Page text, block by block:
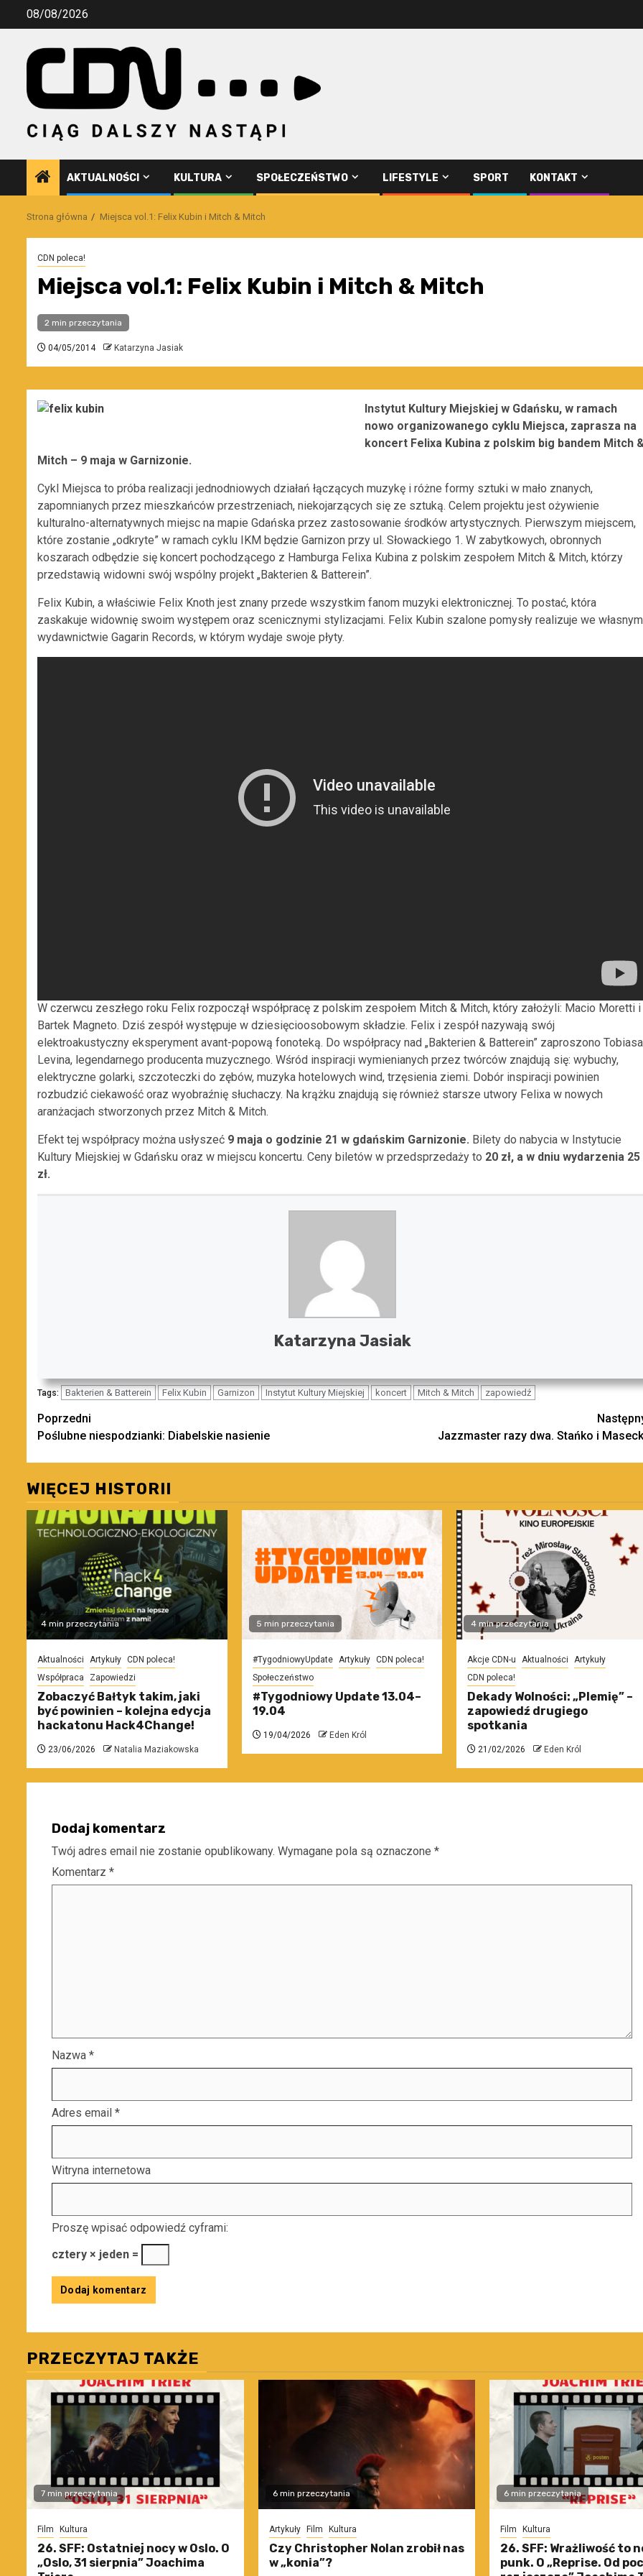
Przejdź08/08/2026
AKTUALNOŚCI KULTURA SPOŁECZEŃSTWO LIFESTYLE SPORT KONTAKT
Strona główna Miejsca vol.1: Felix Kubin i Mitch & Mitch
CDN poleca!
Miejsca vol.1: Felix Kubin i Mitch & Mitch
2 min przeczytania
04/05/2014 Katarzyna Jasiak
Instytut Kultury Miejskiej w Gdańsku, w ramach
nowo organizowanego cyklu Miejsca, zaprasza na
koncert Felixa Kubina z polskim big bandem Mitch
Mitch – 9 maja w Garnizonie.
Cykl Miejsca to próba realizacji jednodniowych działań łączących muzykę i różne formy sztuki w mało znanych,
zapomnianych przez mieszkańców przestrzeniach, niekojarzących się ze sztuką. Celem projektu jest ożywienie
kulturalno-alternatywnych miejsc na mapie Gdańska przez zastosowanie środków artystycznych. Pierwszym miejscem,
które zostanie „odkryte” w ramach cyklu IKM będzie Garnizon przy ul. Słowackiego 1. W zabytkowych, obronnych
koszarach odbędzie się koncert pochodzącego z Hamburga Felixa Kubina z polskim zespołem Mitch & Mitch, którzy
przedstawią widowni swój wspólny projekt „Bakterien & Batterein”.
Felix Kubin, a właściwie Felix Knoth jest znany przede wszystkim fanom muzyki elektronicznej. To postać, która
zaskakuje widownię swoim występem oraz scenicznymi stylizacjami. Felix Kubin szalone pomysły realizuje we własnym
wydawnictwie Gagarin Records, w którym wydaje swoje płyty.
W czerwcu zeszłego roku Felix rozpoczął współpracę z polskim zespołem Mitch & Mitch, który założyli: Macio Moretti i
Bartek Magneto. Dziś zespół występuje w dziesięcioosobowym składzie. Felix i zespół nazywają swój
elektroakustyczny eksperyment avant-popową fonoteką. Do współpracy nad „Bakterien & Batterein” zaproszono Tobiasa
Levina, legendarnego producenta muzycznego. Wśród inspiracji wymienianych przez twórców znajdują się: wybuchy,
elektryczne golarki, szczoteczki do zębów, muzyka hotelowych wind, trzęsienia ziemi. Dobór inspiracji powinien
rozbudzić ciekawość oraz wyobraźnię słuchaczy. Na krążku znajdują się również starsze utwory Felixa w nowych
aranżacjach stworzonych przez Mitch & Mitch.
Efekt tej współpracy można usłyszeć 9 maja o godzinie 21 w gdańskim Garnizonie. Bilety do nabycia w Instytucie
Kultury Miejskiej w Gdańsku oraz w miejscu koncertu. Ceny biletów w przedsprzedaży to 20 zł, a w dniu wydarzenia 25
zł.
Katarzyna Jasiak
Tags: Bakterien & Batterein Felix Kubin Garnizon Instytut Kultury Miejskiej koncert Mitch & Mitch zapowiedź
Zobacz
wpisy
Poprzedni
Poślubne niespodzianki: Diabelskie nasienie
Jazzmaster razy dwa. Stańko i
WIĘCEJ HISTORII
4 min przeczytania
Aktualności Artykuły CDN poleca!
Współpraca
Zapowiedzi
Zobaczyć Bałtyk takim, jaki
być powinien – kolejna edycja
hackatonu Hack4Change!
23/06/2026 Natalia Maziakowska
5 min przeczytania
#TygodniowyUpdate Artykuły CDN poleca!
Społeczeństwo
#Tygodniowy Update 13.04–
19.04
19/04/2026 Eden Król
4 min przeczytania
Akcje CDN-u Aktualności
Artykuły
CDN poleca!
Dekady Wolności: „Plemię” –
zapowiedź drugiego
spotkania
21/02/2026 Eden Król
Dodaj komentarz
Twój adres email nie zostanie opublikowany. Wymagane pola są oznaczone *
Komentarz *
Nazwa *
Adres email *
Witryna internetowa
Proszę wpisać odpowiedź cyframi:
cztery × jeden =
PRZECZYTAJ TAKŻE
7 min przeczytania
Film Kultura
26. SFF: Ostatniej nocy w Oslo. O
„Oslo, 31 sierpnia” Joachima
6 min przeczytania
Artykuły Film Kultura
Czy Christopher Nolan zrobił nas
w „konia”?
6 min przeczytania
Film Kultura
26. SFF: Wrażliwość to
punk. O „Reprise. Od